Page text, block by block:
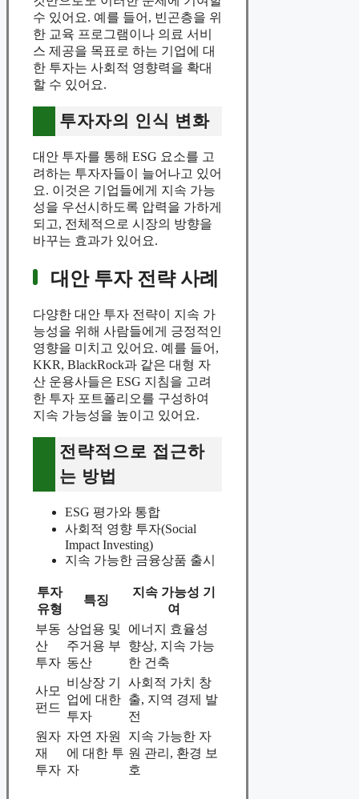
수 있어요. 예를 들어, 빈곤층을 위
한 교육 프로그램이나 의료 서비
스 제공을 목표로 하는 기업에 대
한 투자는 사회적 영향력을 확대
할 수 있어요.
투자자의 인식 변화
대안 투자를 통해 ESG 요소를 고
려하는 투자자들이 늘어나고 있어
요. 이것은 기업들에게 지속 가능
성을 우선시하도록 압력을 가하게
되고, 전체적으로 시장의 방향을
바꾸는 효과가 있어요.
대안 투자 전략 사례
다양한 대안 투자 전략이 지속 가
능성을 위해 사람들에게 긍정적인
영향을 미치고 있어요. 예를 들어,
KKR, BlackRock과 같은 대형 자
산 운용사들은 ESG 지침을 고려
한 투자 포트폴리오를 구성하여
지속 가능성을 높이고 있어요.
전략적으로 접근하
는 방법
ESG 평가와 통합
사회적 영향 투자(Social
Impact Investing)
지속 가능한 금융상품 출시
투자
유형
특징
지속 가능성 기
여
부동
산
투자
상업용 및
주거용 부
동산
에너지 효율성
향상, 지속 가능
한 건축
사모
펀드
비상장 기
업에 대한
투자
사회적 가치 창
출, 지역 경제 발
전
원자
재
투자
자연 자원
에 대한 투
자
지속 가능한 자
원 관리, 환경 보
호